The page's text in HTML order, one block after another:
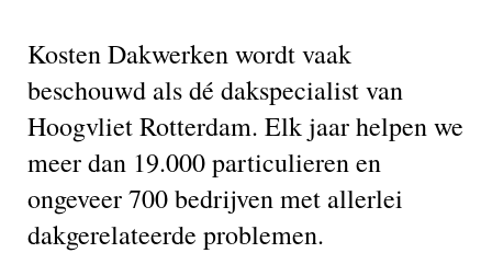
Kosten Dakwerken wordt vaak
beschouwd als dé dakspecialist van
Hoogvliet Rotterdam. Elk jaar helpen we
meer dan 19.000 particulieren en
ongeveer 700 bedrijven met allerlei
dakgerelateerde problemen.